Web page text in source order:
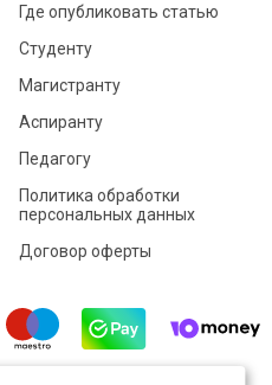
Где опубликовать статью
Студенту
Магистранту
Аспиранту
Педагогу
Политика обработки
персональных данных
Договор оферты